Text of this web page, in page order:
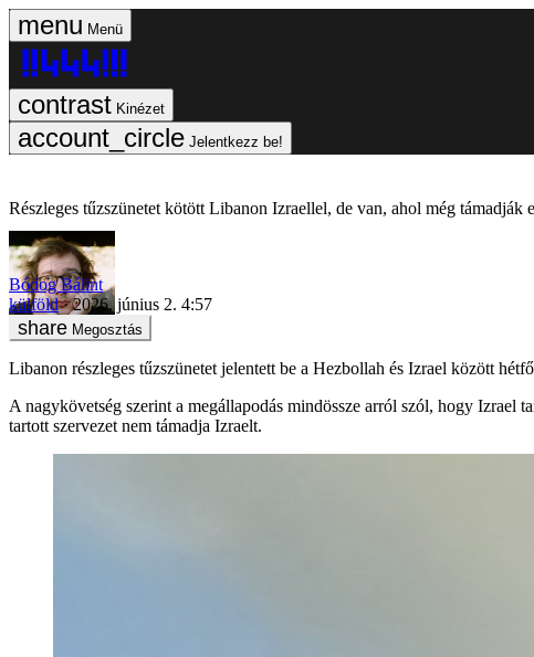
Menü
Kinézet
Jelentkezz be!
Részleges tűzszünetet kötött Libanon Izraellel, de van, ahol még támadják
Bódog Bálint
külföld
2026. június 2. 4:57
Megosztás
Libanon részleges tűzszünetet jelentett be a Hezbollah és Izrael között
A nagykövetség szerint a megállapodás mindössze arról szól, hogy
tartott szervezet nem támadja Izraelt.